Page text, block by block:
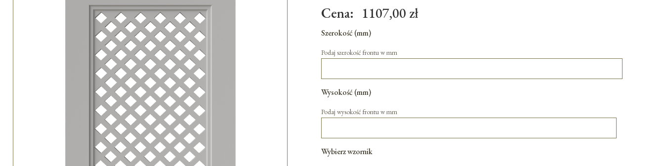
Cena: 1107,00 zł
Szerokość (mm)
Podaj szerokość frontu w mm
Wysokość (mm)
Podaj wysokość frontu w mm
Wybierz wzornik